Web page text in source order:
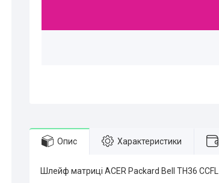
Опис Характеристики
Шлейф матриці ACER Packard Bell TH36 CCFL